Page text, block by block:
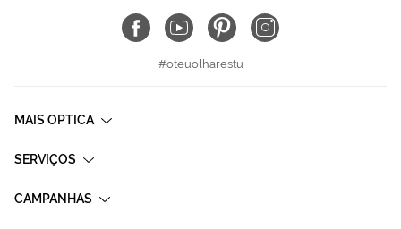
#oteuolharestu
MAIS OPTICA
SERVIÇOS
CAMPANHAS